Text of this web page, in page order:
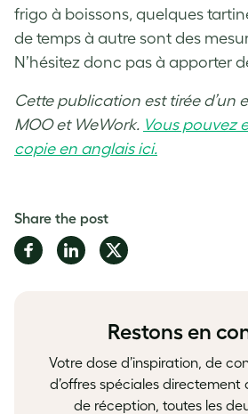
frigo à boissons, quelques
de temps à autre sont des
N’hésitez donc pas à apporter
Cette publication est tirée d’un
MOO et WeWork. Vous pouvez
copie en anglais ici.
Share the post
Share
on
Share
on
Share
on
Restons en
Votre dose d’inspiration, de
d’offres spéciales
de réception, toutes les